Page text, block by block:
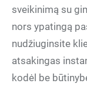
sveikinimą su
nors ypatingą
nudžiuginsite
atsakingas
kodėl be